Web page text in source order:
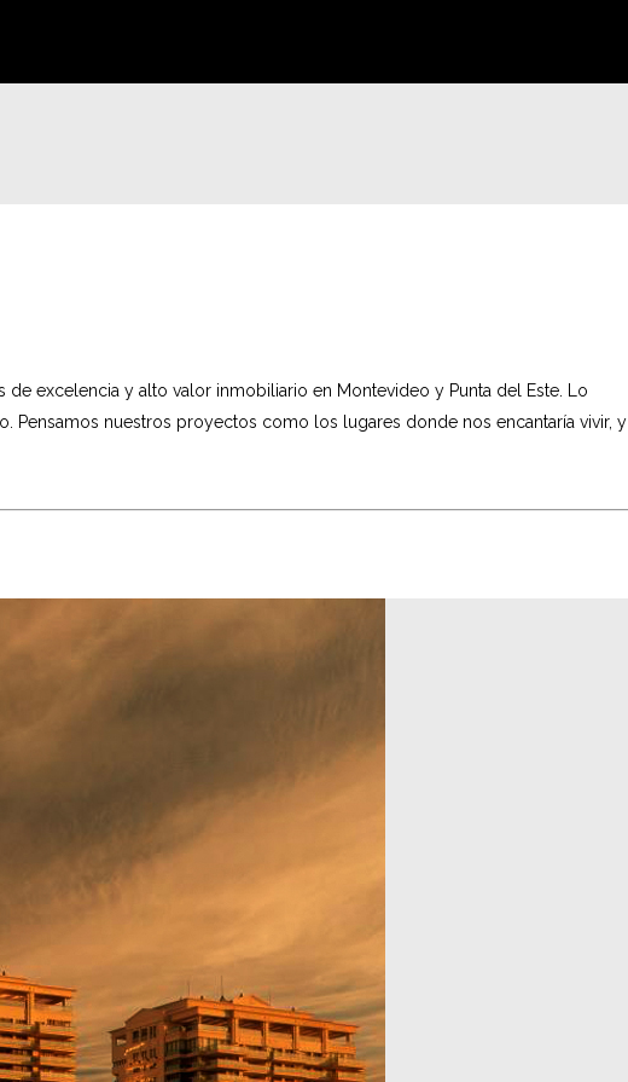
excelencia y alto valor inmobiliario en Montevideo y Punta del Este. Lo
Pensamos nuestros proyectos como los lugares donde nos encantaría vivir, y